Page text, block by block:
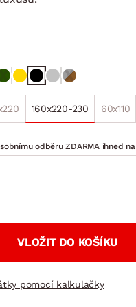
160x220-230 60x110
odběru ZDARMA ihned na
VLOŽIT DO KOŠÍKU
pomocí kalkulačky